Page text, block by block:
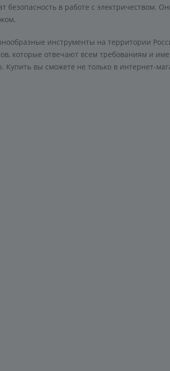
безопасность в работе с электричеством.
инструменты на территории
которые отвечают всем требованиям и
Купить вы сможете не только в интернет-